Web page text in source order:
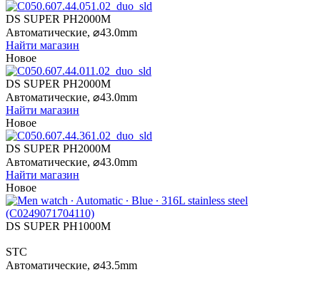
DS SUPER PH2000M
Автоматические, ⌀43.0mm
Найти магазин
Новое
DS SUPER PH2000M
Автоматические, ⌀43.0mm
Найти магазин
Новое
DS SUPER PH2000M
Автоматические, ⌀43.0mm
Найти магазин
Новое
DS SUPER PH1000M
STC
Автоматические, ⌀43.5mm